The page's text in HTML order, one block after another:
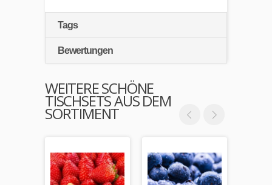
Tags
Bewertungen
WEITERE SCHÖNE
TISCHSETS AUS DEM
SORTIMENT